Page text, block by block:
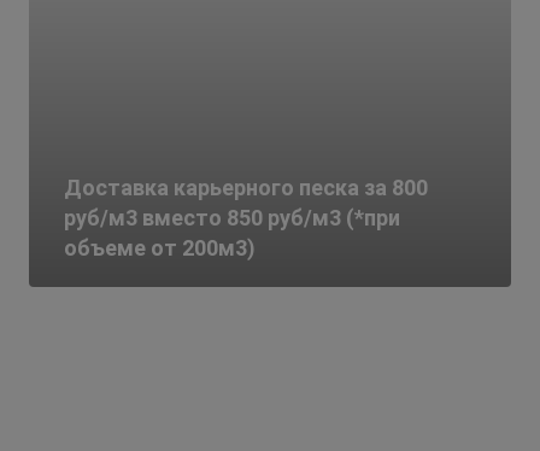
Доставка карьерного песка за 800
руб/м3 вместо 850 руб/м3 (*при
объеме от 200м3)